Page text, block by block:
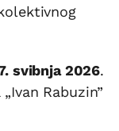
svibnja 2026.
Rabuzin”